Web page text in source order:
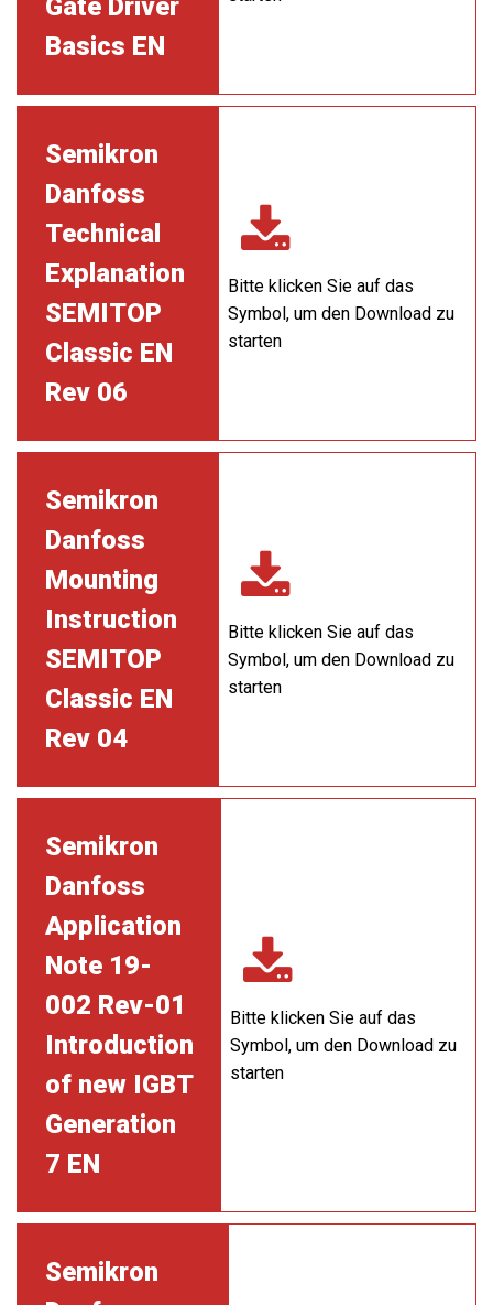
Gate Driver
Basics EN
Semikron
Danfoss
Technical
Explanation
SEMITOP
Classic EN
Rev 06
Bitte klicken Sie auf das
Symbol, um den Download zu
starten
Semikron
Danfoss
Mounting
Instruction
SEMITOP
Classic EN
Rev 04
Bitte klicken Sie auf das
Symbol, um den Download zu
starten
Semikron
Danfoss
Application
Note 19-
002 Rev-01
Introduction
of new IGBT
Generation
7 EN
Bitte klicken Sie auf das
Symbol, um den Download zu
starten
Semikron